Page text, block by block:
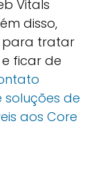
Vitals
disso,
para tratar
ficar de
de
aos Core